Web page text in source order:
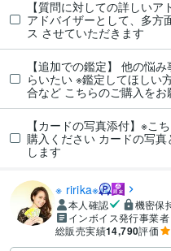
【質問に対しての詳しいア
アドバイザーとして、多方
ス させていただきます
【追加での鑑定】 他の悩
らいたい ※鑑定してほしい
合など こちらのご購入をお
【カードの写真添付】※こ
購入ください カードの写真
します
※ ririka※
本人確認
機密保
インボイス発行事業者
総販売実績14,790評価